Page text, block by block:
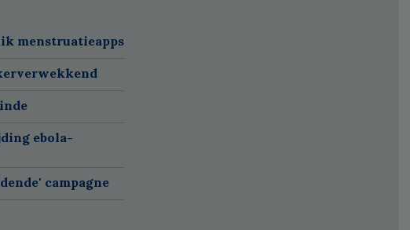
menstruatieapps
ebola-
campagne